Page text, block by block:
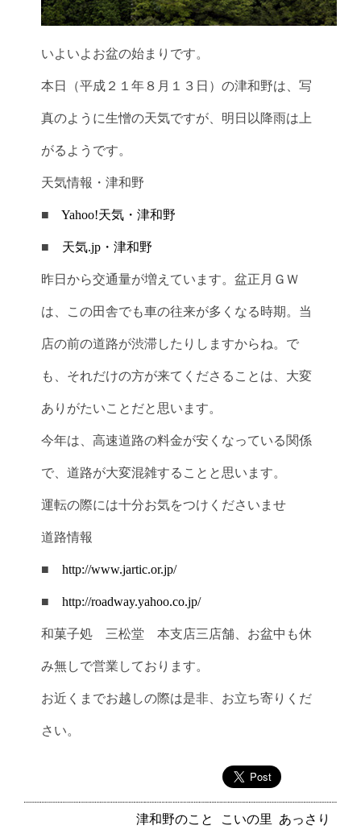
いよいよお盆の始まりです。
本日（平成２１年８月１３日）の津和野は、写
真のように生憎の天気ですが、明日以降雨は上
がるようです。
天気情報・津和野
■ Yahoo!天気・津和野
■ 天気.jp・津和野
昨日から交通量が増えています。盆正月ＧＷ
は、この田舎でも車の往来が多くなる時期。当
店の前の道路が渋滞したりしますからね。で
も、それだけの方が来てくださることは、大変
ありがたいことだと思います。
今年は、高速道路の料金が安くなっている関係
で、道路が大変混雑することと思います。
運転の際には十分お気をつけくださいませ
道路情報
■ http://www.jartic.or.jp/
■ http://roadway.yahoo.co.jp/
和菓子処 三松堂 本支店三店舗、お盆中も休
み無しで営業しております。
お近くまでお越しの際は是非、お立ち寄りくだ
さい。
津和野のこと こいの里
あっさり